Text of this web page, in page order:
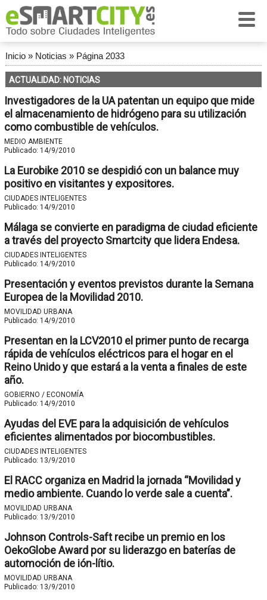
Inicio» Noticias » Página 2033
ACTUALIDAD: NOTICIAS
Investigadores de la UA patentan un equipo que mide
el almacenamiento de hidrógeno para su utilización
como combustible de vehículos.
MEDIO AMBIENTE
Publicado: 14/9/2010
La Eurobike 2010 se despidió con un balance muy
positivo en visitantes y expositores.
CIUDADES INTELIGENTES
Publicado: 14/9/2010
Málaga se convierte en paradigma de ciudad eficiente
a través del proyecto Smartcity que lidera Endesa.
CIUDADES INTELIGENTES
Publicado: 14/9/2010
Presentación y eventos previstos durante la Semana
Europea de la Movilidad 2010.
MOVILIDAD URBANA
Publicado: 14/9/2010
Presentan en la LCV2010 el primer punto de recarga
rápida de vehículos eléctricos para el hogar en el
Reino Unido y que estará a la venta a finales de este
año.
GOBIERNO / ECONOMÍA
Publicado: 14/9/2010
Ayudas del EVE para la adquisición de vehículos
eficientes alimentados por biocombustibles.
CIUDADES INTELIGENTES
Publicado: 13/9/2010
El RACC organiza en Madrid la jornada “Movilidad y
medio ambiente. Cuando lo verde sale a cuenta”.
MOVILIDAD URBANA
Publicado: 13/9/2010
Johnson Controls-Saft recibe un premio en los
OekoGlobe Award por su liderazgo en baterías de
automoción de ión-lítio.
MOVILIDAD URBANA
Publicado: 13/9/2010